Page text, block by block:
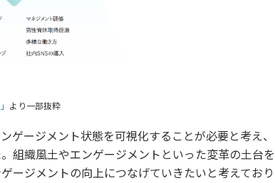
より一部抜粋
ゲージメント状態を可視化することが必要と考え、
組織風土やエンゲージメントといった変革の土台を
ージメントの向上につなげていきたいと考えており